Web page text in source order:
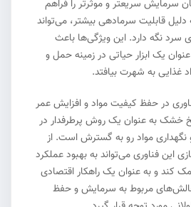
سرمایش سریعتر و موثرتر را فراهم
قابلیت سرمادهی بیشتر، می‌تواند
سرد نگه دارد. این ویژگی‌ها باعث
یک ابزار حیاتی در زمینه حمل و
غذایی به شهرت بیافتد.
در حفظ کیفیت مواد و افزایش عمر
خشک به عنوان یک روش پرطرفدار در
نگهداری مواد رو به گسترش است. از
این فناوری می‌تواند به بهبود عملکرد
کند و به عنوان یک راهکار اقتصادی
چالش‌های مربوط به سرمایش و حفظ